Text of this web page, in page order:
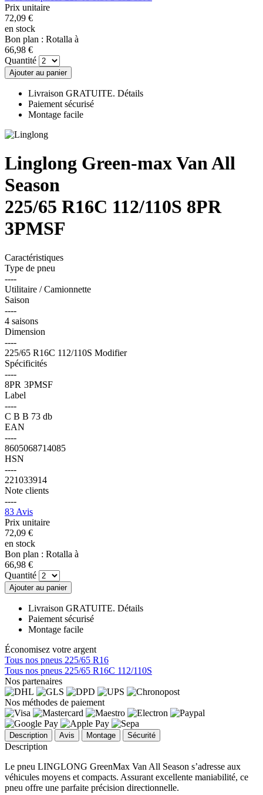
Prix unitaire
72,09 €
en stock
Bon plan : Rotalla à
66,98 €
Quantité
Ajouter au panier
Livraison GRATUITE. Détails
Paiement sécurisé
Montage facile
Linglong Green-max Van All
Season
225/65 R16C 112/110S 8PR
3PMSF
Caractéristiques
Type de pneu
----
Utilitaire / Camionnette
Saison
----
4 saisons
Dimension
----
225/65 R16C 112/110S Modifier
Spécificités
----
8PR 3PMSF
Label
----
C B B 73 db
EAN
----
8605068714085
HSN
----
221033914
Note clients
----
83 Avis
Prix unitaire
72,09 €
en stock
Bon plan : Rotalla à
66,98 €
Quantité
Ajouter au panier
Livraison GRATUITE. Détails
Paiement sécurisé
Montage facile
Économisez votre argent
Tous nos pneus 225/65 R16
Tous nos pneus 225/65 R16C 112/110S
Nos partenaires
Nos méthodes de paiement
Description Avis Montage Sécurité
Description
Le pneu LINGLONG GreenMax Van All Season s’adresse aux
véhicules moyens et compacts. Assurant excellente maniabilité, ce
pneu offre une parfaite précision directionnelle.